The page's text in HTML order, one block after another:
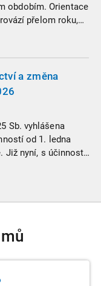
obdobím. Orientace
přelom roku,
zveřejnilo
a změna
Sb. vyhlášena
od 1. ledna
Již nyní, s účinností
pro zařazení firem
účetní období